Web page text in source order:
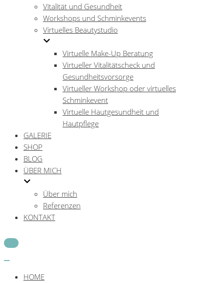
Vitalität und Gesundheit
Workshops und Schminkevents
Virtuelles Beautystudio
Virtuelle Make-Up Beratung
Virtueller Vitalitätscheck und
Gesundheitsvorsorge
Virtueller Workshop oder virtuelles
Schminkevent
Virtuelle Hautgesundheit und
Hautpflege
GALERIE
SHOP
BLOG
ÜBER MICH
Über mich
Referenzen
KONTAKT
Navigations-
HOME